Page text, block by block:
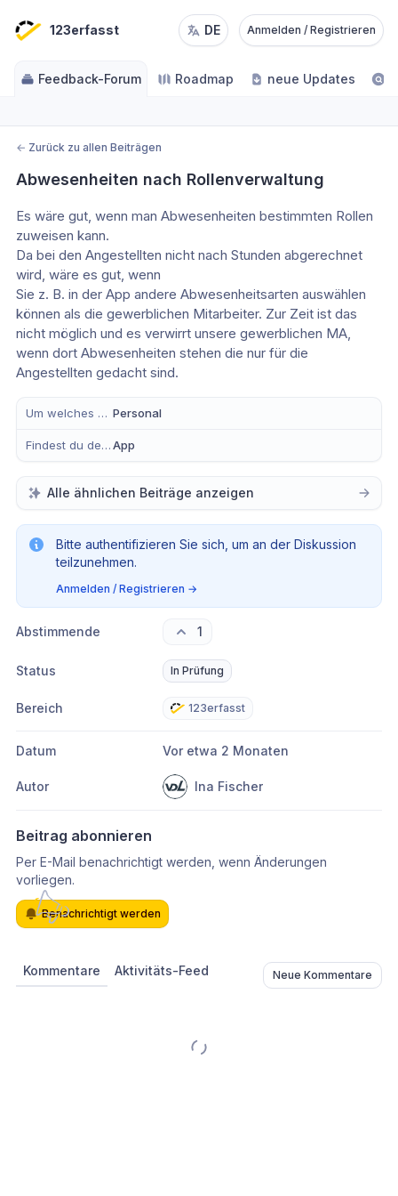
123erfasst DE Anmelden / Registrieren
Feedback-Forum Roadmap neue Updates
← Zurück zu allen Beiträgen
Abwesenheiten nach Rollenverwaltung
Es wäre gut, wenn man Abwesenheiten bestimmten Rollen
zuweisen kann.
Da bei den Angestellten nicht nach Stunden abgerechnet
wird, wäre es gut, wenn
Sie z. B. in der App andere Abwesenheitsarten auswählen
können als die gewerblichen Mitarbeiter. Zur Zeit ist das
nicht möglich und es verwirrt unsere gewerblichen MA,
wenn dort Abwesenheiten stehen die nur für die
Angestellten gedacht sind.
Um welches Modul handelt es sich? Personal
Findest du dein Anliegen eher in der mobilen App, im Büro oder in Beidem?App
Alle ähnlichen Beiträge anzeigen
Bitte authentifizieren Sie sich, um an der Diskussion
teilzunehmen.
Anmelden / Registrieren →
Abstimmende 1
Status In Prüfung
Bereich 123erfasst
Datum Vor etwa 2 Monaten
Autor Ina Fischer
Beitrag abonnieren
Per E-Mail benachrichtigt werden, wenn Änderungen
vorliegen.
Benachrichtigt werden
Kommentare Aktivitäts-Feed Neue Kommentare